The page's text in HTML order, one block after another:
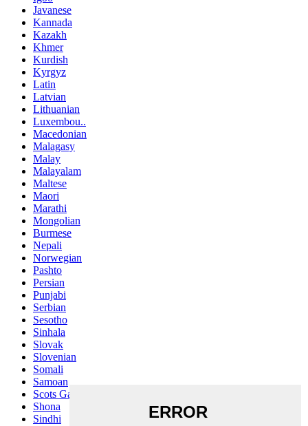
Javanese
Kannada
Kazakh
Khmer
Kurdish
Kyrgyz
Latin
Latvian
Lithuanian
Luxembou..
Macedonian
Malagasy
Malay
Malayalam
Maltese
Maori
Marathi
Mongolian
Burmese
Nepali
Norwegian
Pashto
Persian
Punjabi
Serbian
Sesotho
Sinhala
Slovak
Slovenian
Somali
Samoan
Scots Gaelic
Shona
Sindhi